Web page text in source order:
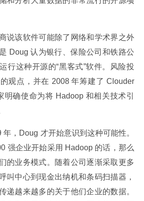
说该软件可能除了网络和学术界之外
Doug 认为银行、保险公司和铁路公
行这种开源的“黑客式”软件。风险投
观点，并在 2008 年筹建了 Clouder
明确使命为将 Hadoop 和相关技术引
，Doug 才开始意识到这种可能性。
强企业开始采用 Hadoop 的话，那么
的业务模式。随着公司逐渐采取更多
叫中心到现金出纳机和条码扫描器，
递越来越多的关于他们企业的数据。